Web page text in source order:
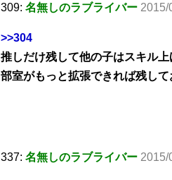
309: 名無しのラブライバー 2015/
>>304
推しだけ残して他の子はスキル上
部室がもっと拡張できれば残し
337: 名無しのラブライバー 2015/